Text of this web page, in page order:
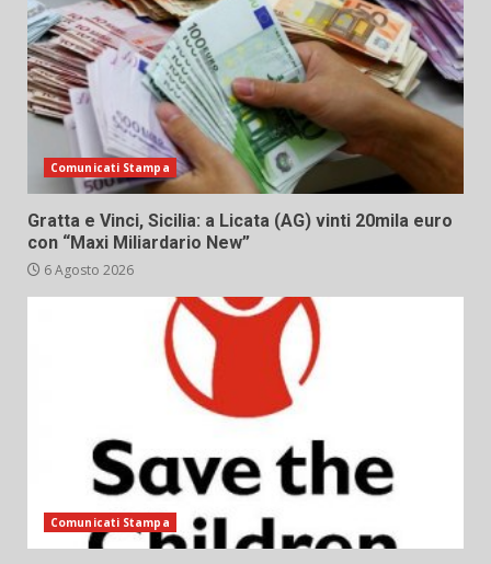
Comunicati Stampa
Gratta e Vinci, Sicilia: a Licata (AG) vinti 20mila euro
con “Maxi Miliardario New”
6 Agosto 2026
Comunicati Stampa